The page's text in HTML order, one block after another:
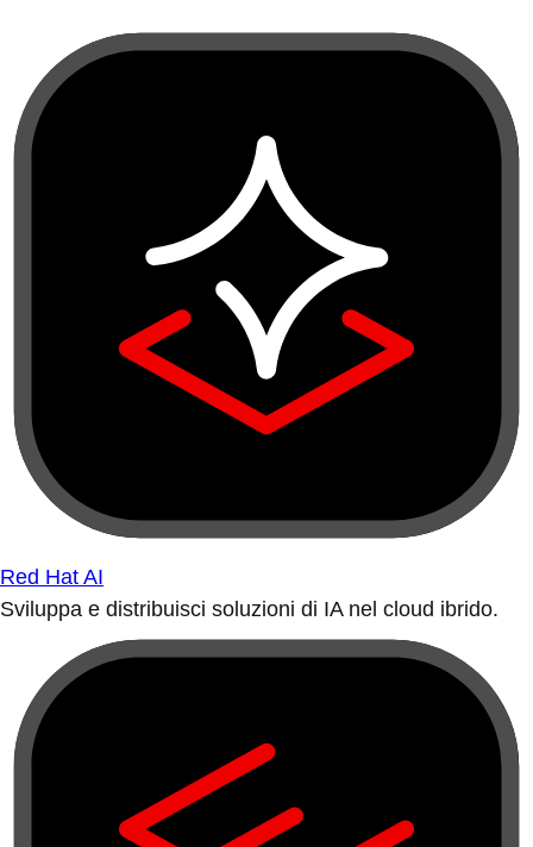
Red Hat AI
Sviluppa e distribuisci soluzioni di IA nel cloud ibrido.